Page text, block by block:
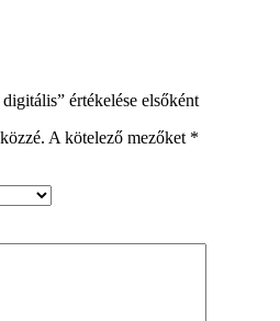
értékelése elsőként
A kötelező mezőket *